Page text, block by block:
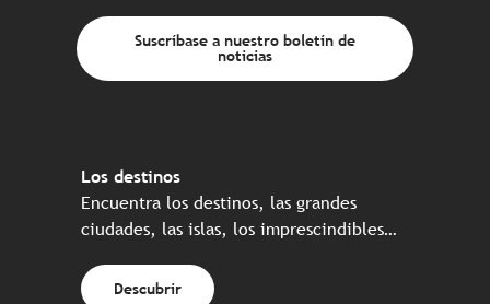
Suscríbase a nuestro boletín de
noticias
Los destinos
Encuentra los destinos, las grandes
ciudades, las islas, los imprescindibles…
Descubrir